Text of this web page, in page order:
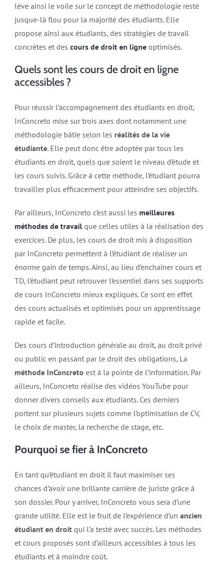
lève ainsi le voile sur le concept de méthodologie resté
jusque-là flou pour la majorité des étudiants. Elle
propose ainsi aux étudiants, des stratégies de travail
concrètes et des cours de droit en ligne optimisés.
Quels sont les cours de droit en ligne
accessibles ?
Pour réussir l’accompagnement des étudiants en droit,
InConcreto mise sur trois axes dont notamment une
méthodologie bâtie selon les réalités de la vie
étudiante. Elle peut donc être adoptée par tous les
étudiants en droit, quels que soient le niveau d’étude et
les cours suivis. Grâce à cette méthode, l’étudiant pourra
travailler plus efficacement pour atteindre ses objectifs.
Par ailleurs, InConcreto c’est aussi les meilleures
méthodes de travail que celles utiles à la réalisation des
exercices. De plus, les cours de droit mis à disposition
par InConcreto permettent à l’étudiant de réaliser un
énorme gain de temps. Ainsi, au lieu d’enchaîner cours et
TD, l’étudiant peut retrouver l’essentiel dans ses supports
de cours InConcreto mieux expliqués. Ce sont en effet
des cours actualisés et optimisés pour un apprentissage
rapide et facile.
Des cours d’introduction générale au droit, au droit privé
ou public en passant par le droit des obligations, La
méthode InConcreto est à la pointe de l’information. Par
ailleurs, InConcreto réalise des vidéos YouTube pour
donner divers conseils aux étudiants. Ces derniers
portent sur plusieurs sujets comme l’optimisation de CV,
le choix de master, la recherche de stage, etc.
Pourquoi se fier à InConcreto
En tant qu’étudiant en droit il faut maximiser ses
chances d’avoir une brillante carrière de juriste grâce à
son dossier. Pour y arriver, InConcreto vous sera d’une
grande utilité. Elle est le fruit de l’expérience d’un ancien
étudiant en droit qui l’a testé avec succès. Les méthodes
et cours proposés sont d’ailleurs accessibles à tous les
étudiants et à moindre coût.